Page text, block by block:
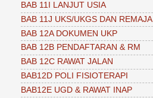
BAB 11I LANJUT USIA
BAB 11J UKS/UKGS DAN REMAJA
BAB 12A DOKUMEN UKP
BAB 12B PENDAFTARAN & RM
BAB 12C RAWAT JALAN
BAB12D POLI FISIOTERAPI
BAB12E UGD & RAWAT INAP